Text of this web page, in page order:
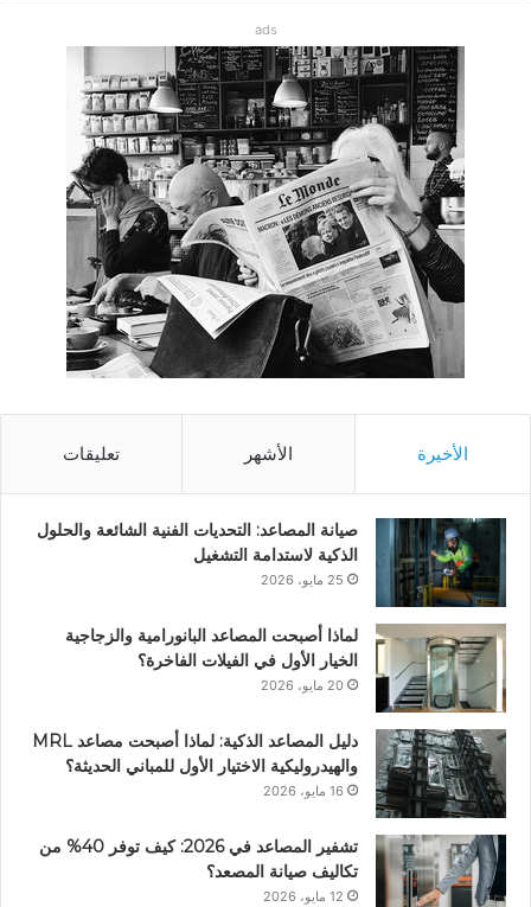
ads
الأخيرة الأشهر تعليقات
صيانة المصاعد: التحديات الفنية الشائعة والحلول
الذكية لاستدامة التشغيل
25 مايو، 2026
لماذا أصبحت المصاعد البانورامية والزجاجية
الخيار الأول في الفيلات الفاخرة؟
20 مايو، 2026
دليل المصاعد الذكية: لماذا أصبحت مصاعد MRL
والهيدروليكية الاختيار الأول للمباني الحديثة؟
16 مايو، 2026
تشفير المصاعد في 2026: كيف توفر 40% من
تكاليف صيانة المصعد؟
12 مايو، 2026